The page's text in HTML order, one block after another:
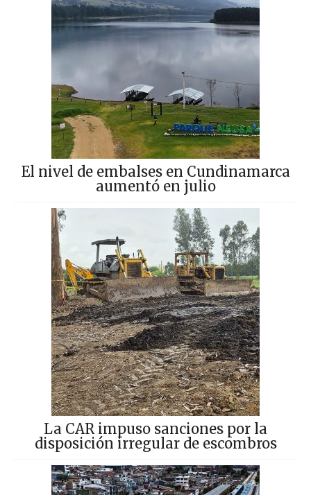
El nivel de embalses en Cundinamarca
aumentó en julio
La CAR impuso sanciones por la
disposición irregular de escombros